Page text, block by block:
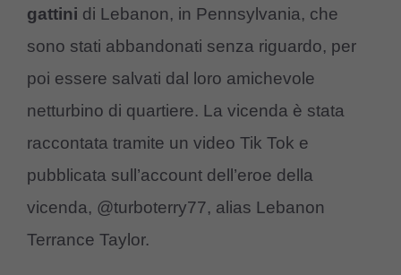
gattini di Lebanon, in Pennsylvania, che
sono stati abbandonati senza riguardo, per
poi essere salvati dal loro amichevole
netturbino di quartiere. La vicenda è stata
raccontata tramite un video Tik Tok e
pubblicata sull’account dell’eroe della
vicenda, @turboterry77, alias Lebanon
Terrance Taylor.